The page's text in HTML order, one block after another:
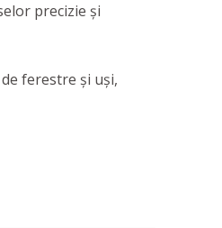
precizie și
ferestre și uși,